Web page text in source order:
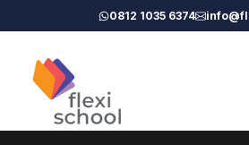
ke
0812 1035 6374